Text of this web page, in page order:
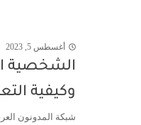
أغسطس 5, 2023
الشخصية
وكيفية
شبكة المدونون